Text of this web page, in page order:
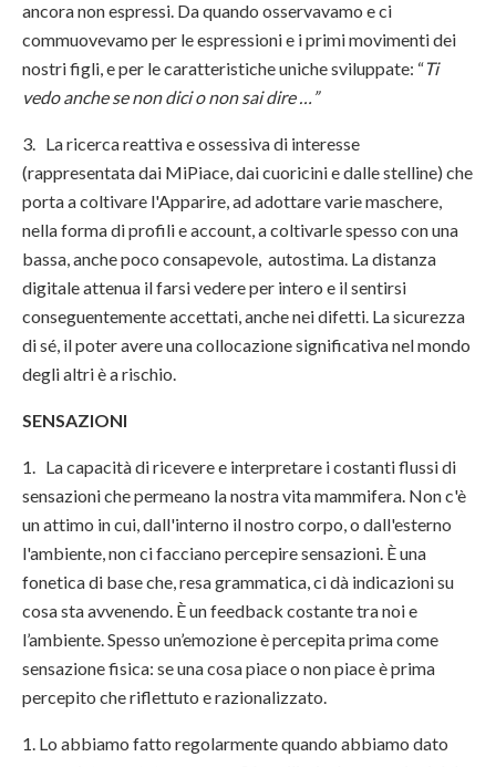
ancora non espressi. Da quando osservavamo e ci
commuovevamo per le espressioni e i primi movimenti dei
nostri figli, e per le caratteristiche uniche sviluppate: “Ti
vedo anche se non dici o non sai dire …”
3. La ricerca reattiva e ossessiva di interesse
(rappresentata dai MiPiace, dai cuoricini e dalle stelline) che
porta a coltivare l'Apparire, ad adottare varie maschere,
nella forma di profili e account, a coltivarle spesso con una
bassa, anche poco consapevole, autostima. La distanza
digitale attenua il farsi vedere per intero e il sentirsi
conseguentemente accettati, anche nei difetti. La sicurezza
di sé, il poter avere una collocazione significativa nel mondo
degli altri è a rischio.
SENSAZIONI
1. La capacità di ricevere e interpretare i costanti flussi di
sensazioni che permeano la nostra vita mammifera. Non c'è
un attimo in cui, dall'interno il nostro corpo, o dall'esterno
l'ambiente, non ci facciano percepire sensazioni. È una
fonetica di base che, resa grammatica, ci dà indicazioni su
cosa sta avvenendo. È un feedback costante tra noi e
l’ambiente. Spesso un’emozione è percepita prima come
sensazione fisica: se una cosa piace o non piace è prima
percepito che riflettuto e razionalizzato.
1. Lo abbiamo fatto regolarmente quando abbiamo dato